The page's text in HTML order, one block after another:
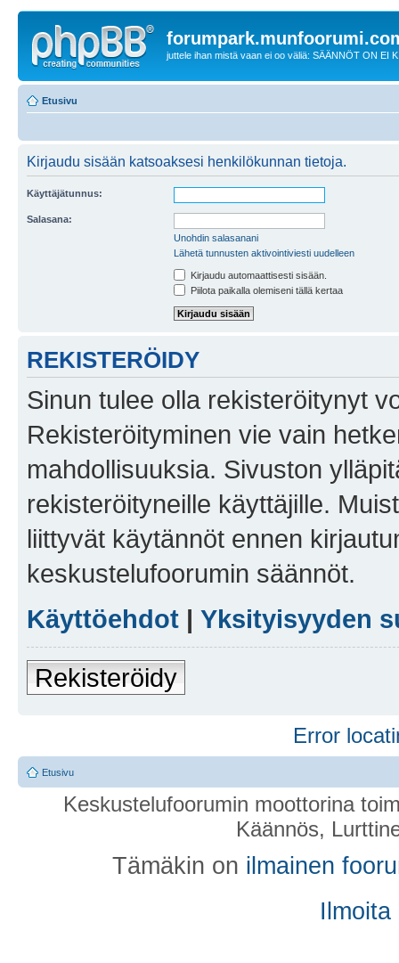
juttele ihan mistä vaan ei oo väliä: SÄÄNNÖT ON EI
Etusivu
Kirjaudu sisään katsoaksesi henkilökunnan tietoja.
Käyttäjätunnus:
Salasana:
Unohdin salasanani
Lähetä tunnusten aktivointiviesti uudelleen
Kirjaudu automaattisesti sisään.
Piilota paikalla olemiseni tällä kertaa
REKISTERÖIDY
Sinun tulee olla rekisteröitynyt
Rekisteröityminen vie vain
mahdollisuuksia. Sivuston
rekisteröityneille käyttäjille.
liittyvät käytännöt ennen
keskustelufoorumin säännöt.
Käyttöehdot | Yksityisyyden
Rekisteröidy
Error
Etusivu
Keskustelufoorumin moottorina
Käännös,
Tämäkin on ilmainen